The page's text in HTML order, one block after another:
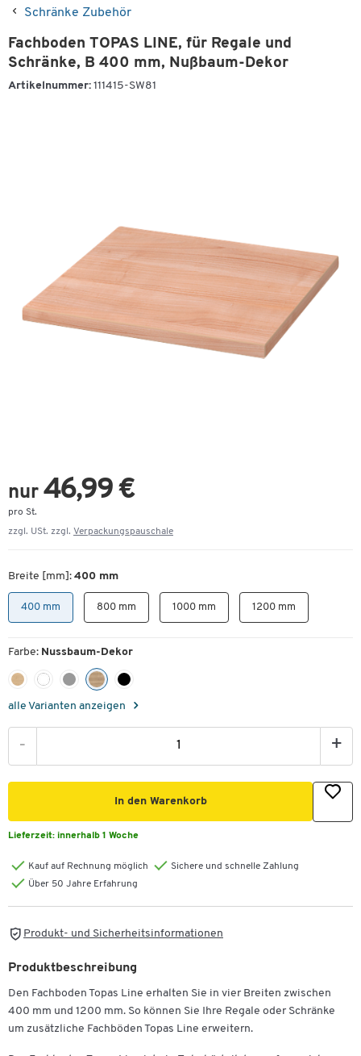
Schränke Zubehör
Fachboden TOPAS LINE, für Regale und
Schränke, B 400 mm, Nußbaum-Dekor
Artikelnummer: 111415-SW81
nur 46,99 €
pro St.
zzgl. USt. zzgl. Verpackungspauschale
Breite [mm]: 400 mm
400 mm 800 mm 1000 mm 1200 mm
Farbe: Nussbaum-Dekor
alle Varianten anzeigen
- +
In den Warenkorb
Lieferzeit: innerhalb 1 Woche
Kauf auf Rechnung möglich
Sichere und schnelle Zahlung
Über 50 Jahre Erfahrung
Produkt- und Sicherheitsinformationen
Produktbeschreibung
Den Fachboden Topas Line erhalten Sie in vier Breiten zwischen
400 mm und 1200 mm. So können Sie Ihre Regale oder Schränke
um zusätzliche Fachböden Topas Line erweitern.